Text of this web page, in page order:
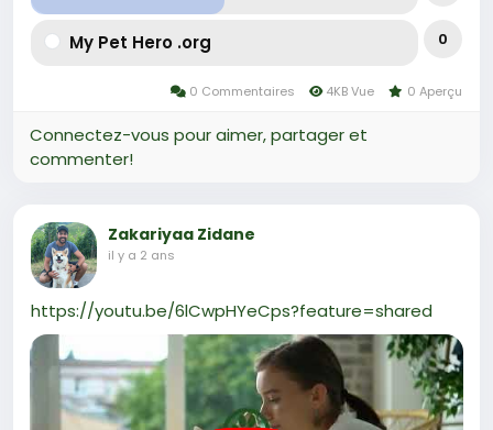
My Pet Hero .org 0
0 Commentaires 4KB Vue 0 Aperçu
Connectez-vous pour aimer, partager et
commenter!
Zakariyaa Zidane
il y a 2 ans
https://youtu.be/6lCwpHYeCps?feature=shared